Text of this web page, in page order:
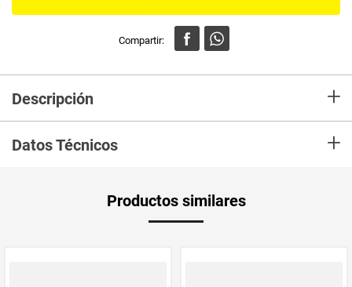
Descripción +
Datos Técnicos +
Productos similares